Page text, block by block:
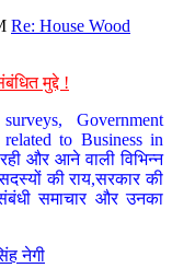
Re: House Wood
मुद्दे !
Government
to Business in
और आने वाली विभिन्न
की राय,सरकार की
समाचार और उनका
नेगी